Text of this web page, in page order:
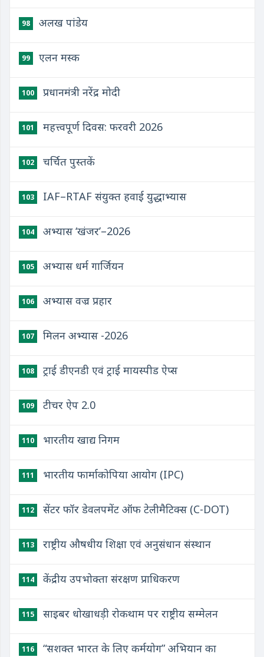
98 अलख पांडेय
99 एलन मस्क
100 प्रधानमंत्री नरेंद्र मोदी
101 महत्त्वपूर्ण दिवस: फरवरी 2026
102 चर्चित पुस्तकें
103 IAF–RTAF संयुक्त हवाई युद्धाभ्यास
104 अभ्यास ‘खंजर’–2026
105 अभ्यास धर्म गार्जियन
106 अभ्यास वज्र प्रहार
107 मिलन अभ्यास -2026
108 ट्राई डीएनडी एवं ट्राई मायस्पीड ऐप्स
109 टीचर ऐप 2.0
110 भारतीय खाद्य निगम
111 भारतीय फार्माकोपिया आयोग (IPC)
112 सेंटर फॉर डेवलपमेंट ऑफ टेलीमैटिक्स (C-DOT)
113 राष्ट्रीय औषधीय शिक्षा एवं अनुसंधान संस्थान
114 केंद्रीय उपभोक्ता संरक्षण प्राधिकरण
115 साइबर धोखाधड़ी रोकथाम पर राष्ट्रीय सम्मेलन
116
“सशक्त भारत के लिए कर्मयोग” अभियान का